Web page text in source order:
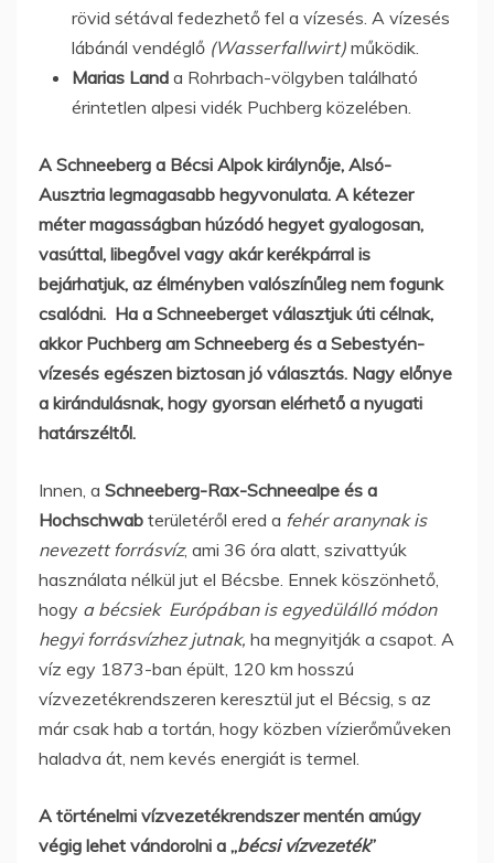
rövid sétával fedezhető fel a vízesés. A vízesés
lábánál vendéglő (Wasserfallwirt) működik.
Marias Land a Rohrbach-völgyben található
érintetlen alpesi vidék Puchberg közelében.
A Schneeberg a Bécsi Alpok királynője, Alsó-
Ausztria legmagasabb hegyvonulata. A kétezer
méter magasságban húzódó hegyet gyalogosan,
vasúttal, libegővel vagy akár kerékpárral is
bejárhatjuk, az élményben valószínűleg nem fogunk
csalódni. Ha a Schneeberget választjuk úti célnak,
akkor Puchberg am Schneeberg és a Sebestyén-
vízesés egészen biztosan jó választás. Nagy előnye
a kirándulásnak, hogy gyorsan elérhető a nyugati
határszéltől.
Innen, a Schneeberg-Rax-Schneealpe és a
Hochschwab területéről ered a fehér aranynak is
nevezett forrásvíz, ami 36 óra alatt, szivattyúk
használata nélkül jut el Bécsbe. Ennek köszönhető,
hogy a bécsiek Európában is egyedülálló módon
hegyi forrásvízhez jutnak, ha megnyitják a csapot. A
víz egy 1873-ban épült, 120 km hosszú
vízvezetékrendszeren keresztül jut el Bécsig, s az
már csak hab a tortán, hogy közben vízierőműveken
haladva át, nem kevés energiát is termel.
A történelmi vízvezetékrendszer mentén amúgy
végig lehet vándorolni a „bécsi vízvezeték”